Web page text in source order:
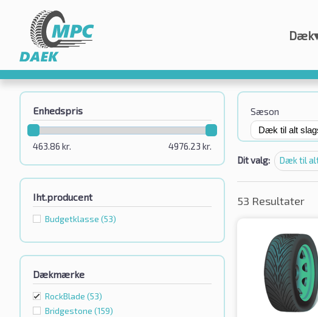
Dæk
Enhedspris
4976.23 kr.
463.86 kr.
Iht.producent
Budgetklassе (53)
Dækmærke
RockBlade (53)
Bridgestone (159)
Sæson
Dit valg: Dæk til
53 Resultater